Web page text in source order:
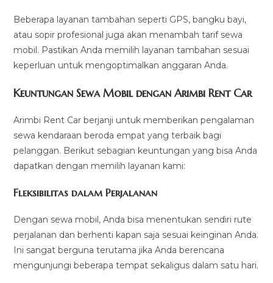
Beberapa layanan tambahan seperti GPS, bangku bayi,
atau sopir profesional juga akan menambah tarif sewa
mobil. Pastikan Anda memilih layanan tambahan sesuai
keperluan untuk mengoptimalkan anggaran Anda.
Keuntungan Sewa Mobil dengan Arimbi Rent Car
Arimbi Rent Car berjanji untuk memberikan pengalaman
sewa kendaraan beroda empat yang terbaik bagi
pelanggan. Berikut sebagian keuntungan yang bisa Anda
dapatkan dengan memilih layanan kami:
Fleksibilitas dalam Perjalanan
Dengan sewa mobil, Anda bisa menentukan sendiri rute
perjalanan dan berhenti kapan saja sesuai keinginan Anda.
Ini sangat berguna terutama jika Anda berencana
mengunjungi beberapa tempat sekaligus dalam satu hari.